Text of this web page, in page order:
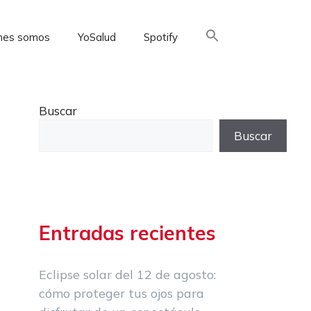
somos YoSalud Spotify
Buscar
Buscar
Entradas recientes
Eclipse solar del 12 de agosto:
cómo proteger tus ojos para